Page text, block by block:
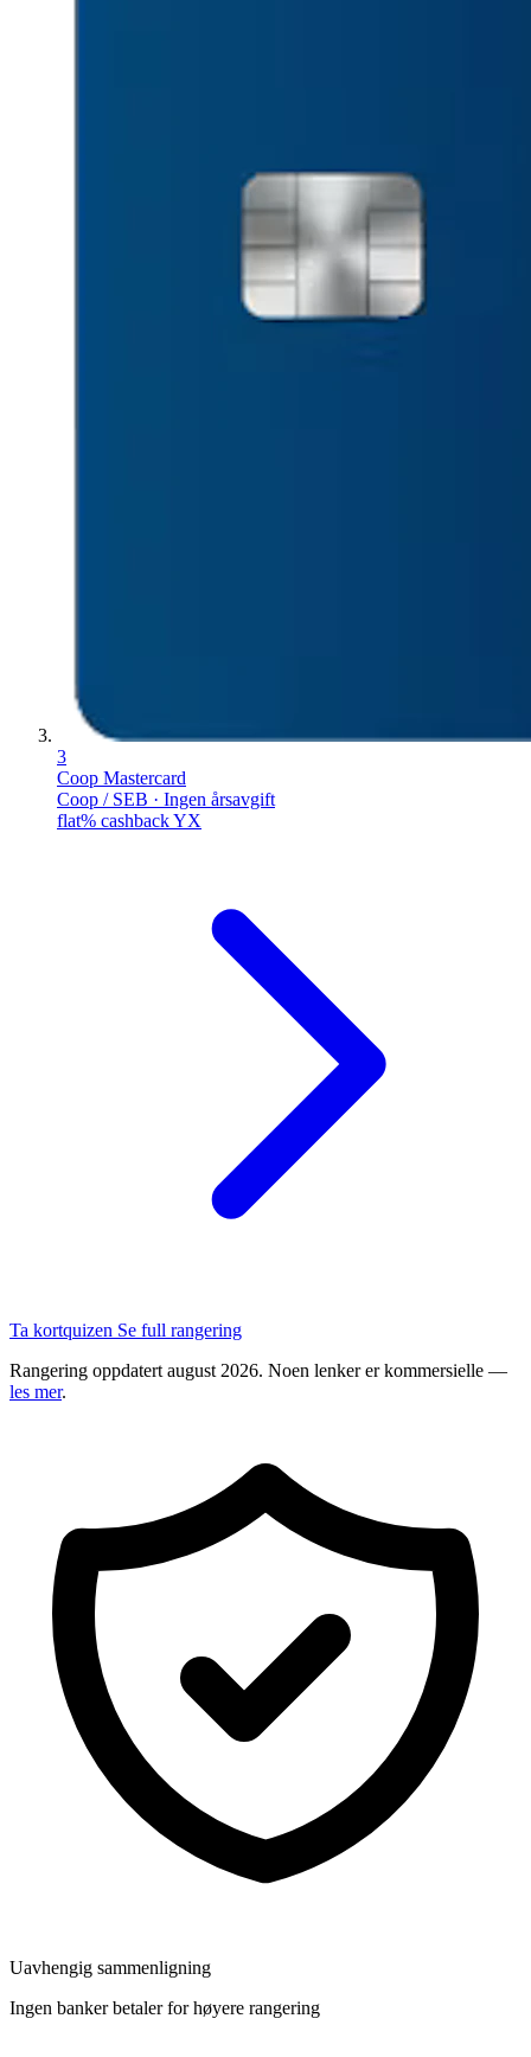
3
Coop Mastercard
Coop / SEB · Ingen årsavgift
flat% cashback YX
Ta kortquizen Se full rangering
Rangering oppdatert august 2026. Noen lenker er kommersielle —
les mer.
Uavhengig sammenligning
Ingen banker betaler for høyere rangering